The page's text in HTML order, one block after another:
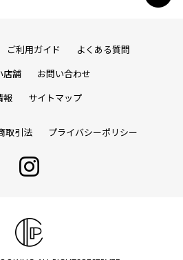
ご利用ガイド よくある質問
店舗 お問い合わせ
報 サイトマップ
取引法 プライバシーポリシー